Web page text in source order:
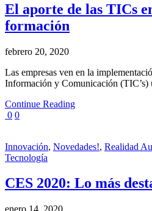
El aporte de las TICs
formación
febrero 20, 2020
Las empresas ven en la
Información y Comunicación
Continue Reading
0 0
Innovación, Novedades!, Realidad
Tecnología
CES 2020: Lo más